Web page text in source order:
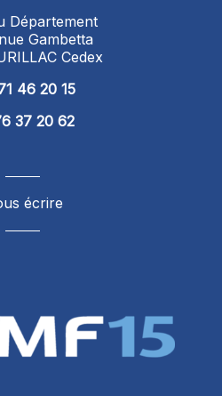
Département
Gambetta
Cedex
46 20 15
37 20 62
écrire